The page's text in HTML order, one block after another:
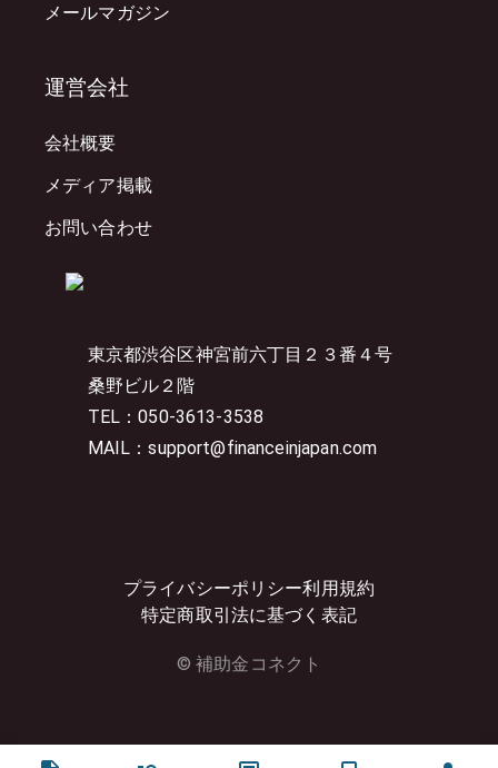
東京都渋谷区神宮前六丁目２３番４号
桑野ビル２階
TEL：050-3613-3538
MAIL：support@financeinjapan.com
プライバシーポリシー利用規約
特定商取引法に基づく表記
© 補助金コネクト
メールマガジン
運営会社
会社概要
メディア掲載
お問い合わせ